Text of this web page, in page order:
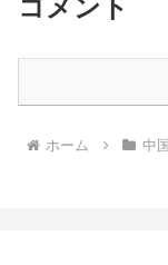
コメント
ホーム 中